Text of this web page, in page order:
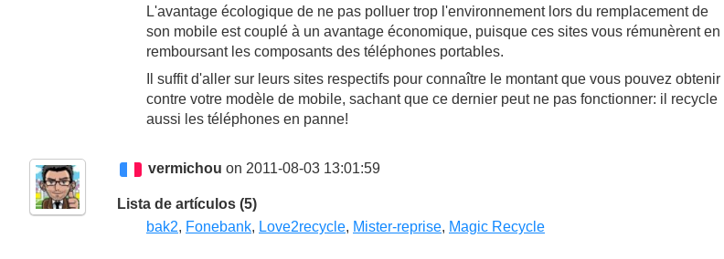
L'avantage écologique de ne pas polluer trop l'environnement lors du remplacement de
son mobile est couplé à un avantage économique, puisque ces sites vous rémunèrent en
remboursant les composants des téléphones portables.
Il suffit d'aller sur leurs sites respectifs pour connaître le montant que vous pouvez obtenir
contre votre modèle de mobile, sachant que ce dernier peut ne pas fonctionner: il recycle
aussi les téléphones en panne!
vermichou on 2011-08-03 13:01:59
Lista de artículos (5)
bak2, Fonebank, Love2recycle, Mister-reprise, Magic Recycle